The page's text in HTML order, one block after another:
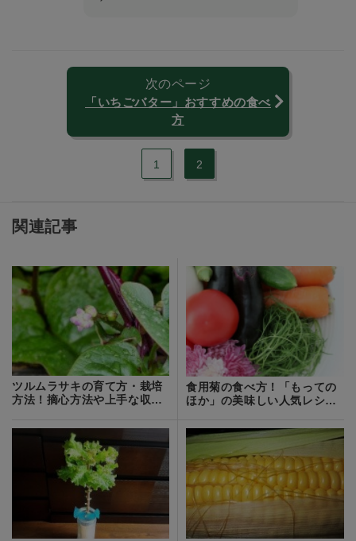
次のページ
「いちごバター」おすすめの食べ
方
1 2
関連記事
ツルムラサキの育て方・栽培
方法！摘心方法や上手な収穫
食用菊の食べ方！「もっての
ほか」の美味しい人気レシピ